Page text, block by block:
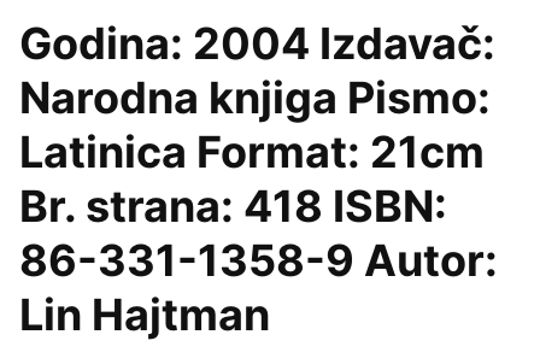
Godina: 2004 Izdavač:
Narodna knjiga Pismo:
Latinica Format: 21cm
Br. strana: 418 ISBN:
86-331-1358-9 Autor:
Lin Hajtman